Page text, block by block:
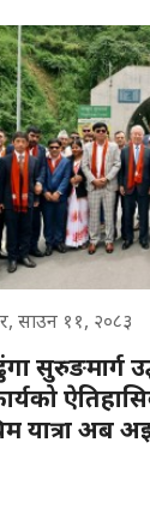
साउन ११, २०८३
सुरुङमार्ग
यात्रा अब